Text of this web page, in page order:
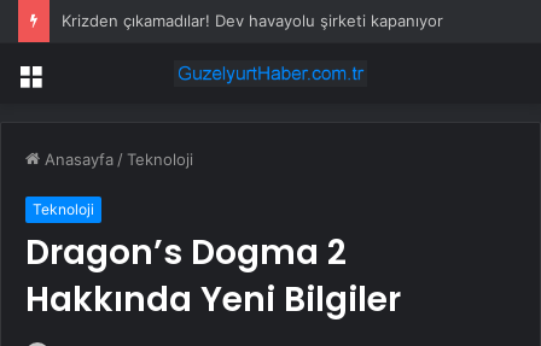
Krizden çıkamadılar! Dev havayolu şirketi kapanıyor
Menü
Anasayfa /Teknoloji
Teknoloji
Dragon’s Dogma 2
Hakkında Yeni Bilgiler